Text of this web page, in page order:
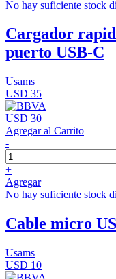
No hay suficiente stock
Cargador
puerto USB-C
Usams
USD 35
USD 30
Agregar al Carrito
-
+
Agregar
No hay suficiente stock
Cable micro
Usams
USD 10